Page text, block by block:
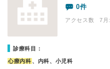
0件
アクセス数 7月:
診療科目：
心療内科 、内科、小児科